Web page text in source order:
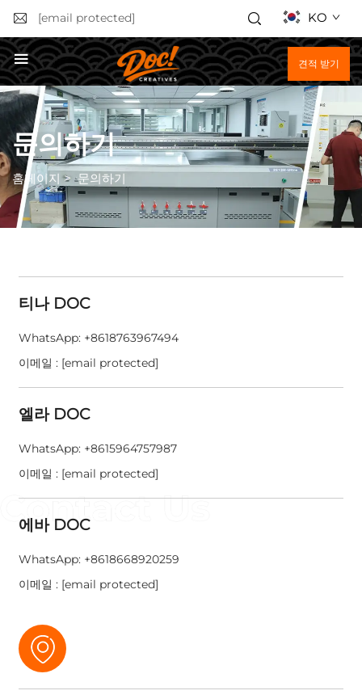
[email protected] KO
견적 받기
문의하기
홈페이지 >문의하기
티나 DOC
WhatsApp: +8618763967494
이메일 : [email protected]
엘라 DOC
WhatsApp: +8615964757987
이메일 : [email protected]
에바 DOC
WhatsApp: +8618668920259
이메일 : [email protected]